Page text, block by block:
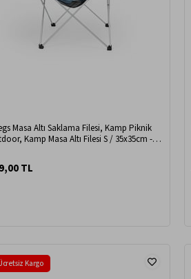
Masa Altı Saklama Filesi, Kamp Piknik
Kamp Masa Altı Filesi S / 35x35cm -
TL
Kargo